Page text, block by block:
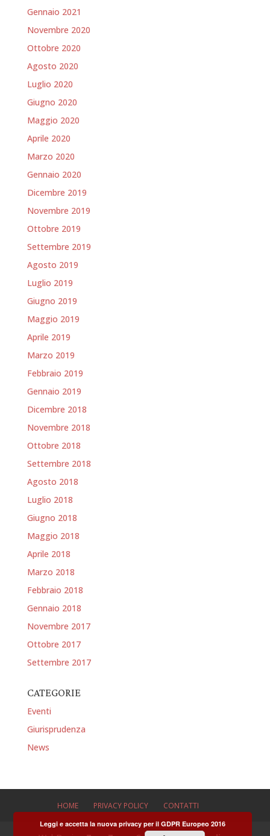
Gennaio 2021
Novembre 2020
Ottobre 2020
Agosto 2020
Luglio 2020
Giugno 2020
Maggio 2020
Aprile 2020
Marzo 2020
Gennaio 2020
Dicembre 2019
Novembre 2019
Ottobre 2019
Settembre 2019
Agosto 2019
Luglio 2019
Giugno 2019
Maggio 2019
Aprile 2019
Marzo 2019
Febbraio 2019
Gennaio 2019
Dicembre 2018
Novembre 2018
Ottobre 2018
Settembre 2018
Agosto 2018
Luglio 2018
Giugno 2018
Maggio 2018
Aprile 2018
Marzo 2018
Febbraio 2018
Gennaio 2018
Novembre 2017
Ottobre 2017
Settembre 2017
CATEGORIE
Eventi
Giurisprudenza
News
HOME PRIVACY POLICY CONTATTI
Leggi e accetta la nuova privacy per il GDPR Europeo 2016